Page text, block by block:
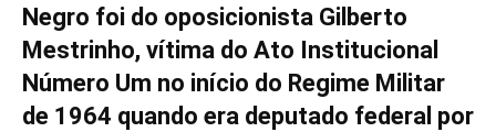
Negro foi do oposicionista Gilberto
Mestrinho, vítima do Ato Institucional
Número Um no início do Regime Militar
de 1964 quando era deputado federal por